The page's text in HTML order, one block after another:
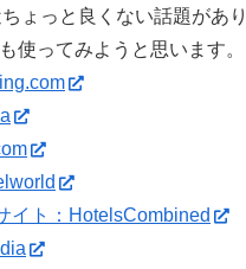
ょっと良くない話題があ
使ってみようと思います。
イト：HotelsCombined